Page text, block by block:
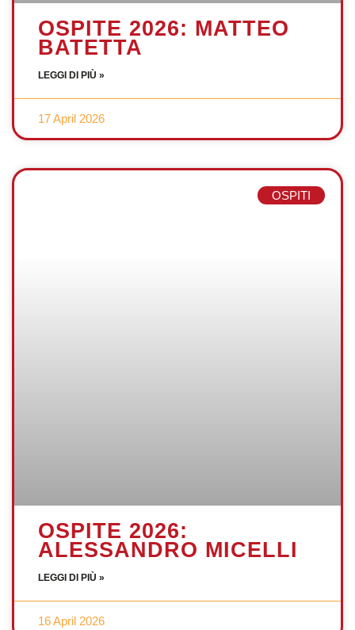
OSPITE 2026: MATTEO
BATETTA
LEGGI DI PIÙ »
17 April 2026
OSPITI
OSPITE 2026:
ALESSANDRO MICELLI
LEGGI DI PIÙ »
16 April 2026